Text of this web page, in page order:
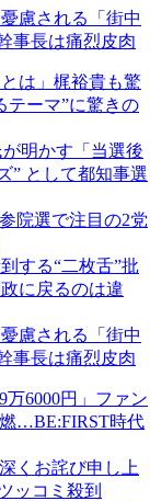
慮される「街中
事長は痛烈皮肉
は」梶裕貴も驚
ーマ”に驚きの
明かす「当選後
” として都知事選
院選で注目の2党
する“二枚舌”批
に戻るのは違
慮される「街中
事長は痛烈皮肉
万6000円」ファン
…BE:FIRST時代
くお詫び申し上
ッコミ殺到